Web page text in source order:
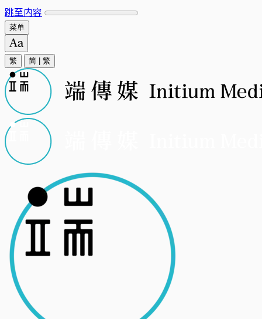
跳至内容
菜单
繁 简 繁